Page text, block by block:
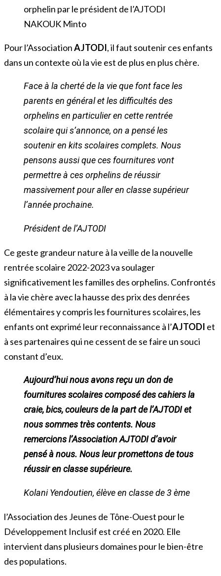
orphelin par le président de l’AJTODI
NAKOUK Minto
Pour l’AssociationAJTODI, il faut soutenir ces enfants
dans un contexte où la vie est de plus en plus chère.
Face à la cherté de la vie que font face les
parents en général et les difficultés des
orphelins en particulier en cette rentrée
scolaire qui s’annonce, on a pensé les
soutenir en kits scolaires complets. Nous
pensons aussi que ces fournitures vont
permettre à ces orphelins de réussir
massivement pour aller en classe supérieur
l’année prochaine.
Président de l’AJTODI
Ce geste grandeur nature à la veille de la nouvelle
rentrée scolaire 2022-2023 va soulager
significativement les familles des orphelins. Confrontés
à la vie chère avec la hausse des prix des denrées
élémentaires y compris les fournitures scolaires, les
enfants ont exprimé leur reconnaissance à l’AJTODI et
à ses partenaires qui ne cessent de se faire un souci
constant d’eux.
Aujourd’hui nous avons reçu un don de
fournitures scolaires composé des cahiers la
craie, bics, couleurs de la part de l’AJTODI et
nous sommes très contents. Nous
remercions l’Association AJTODI d’avoir
pensé à nous. Nous leur promettons de tous
réussir en classe supérieure.
Kolani Yendoutien, élève en classe de 3 ème
l’Association des Jeunes de Tône-Ouest pour le
Développement Inclusif est créé en 2020. Elle
intervient dans plusieurs domaines pour le bien-être
des populations.